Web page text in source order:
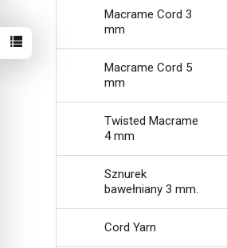
Macrame Cord 3
mm
Macrame Cord 5
mm
Twisted Macrame
4 mm
Sznurek
bawełniany 3 mm.
Cord Yarn